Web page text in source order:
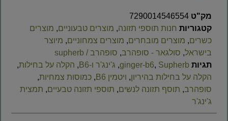
מק"ט 7290014546554
קטגוריות חנות תוספי תזונה, מוצרים טבעוניים, מוצרים
כשרים, מוצרים מובחרים, מוצרים צמחוניים, מיוצר
בישראל, סולגאר - סופהרב, סופהרב / supherb
תגיות
ginger-b6​, Supherb
, ג'ינג'ר ו-B6 , הקלה על בחילות,
הקלה על בחילות בהיריון, ויטמין B6 , כמוסות צמחיות,
סופהרב, תוסף תזונה לנשים​, תוספי תזונה טבעיים, תמצית
ג'ינג'ר